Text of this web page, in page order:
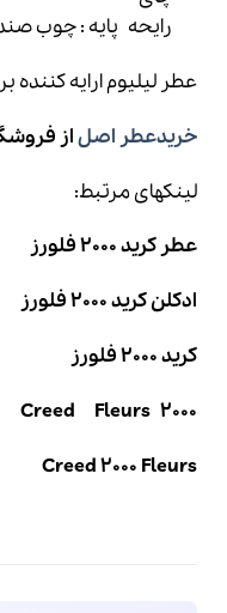
رایحه پایه : چوب
عطر لیلیومارایه کننده
خریدعطر اصلاز
لینکهای مرتبط:
عطر کرید 2000 فلورز
ادکلن کرید 2000 فلورز
کرید 2000 فلورز
2000 Creed Fleurs
Creed 2000 Fleurs